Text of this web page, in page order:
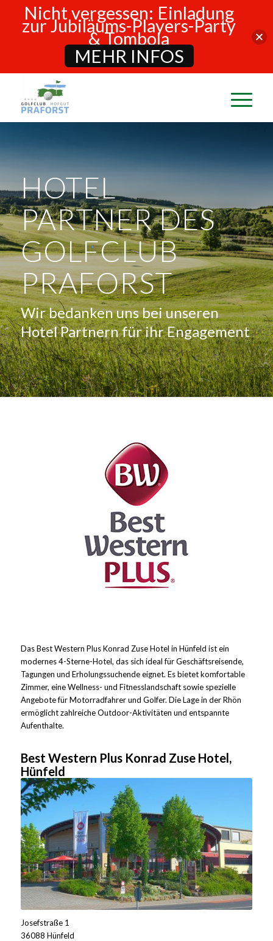
HOTEL
PARTNER DES
GOLFCLUB
PRAFORST
Wir bedanken uns bei unseren
Hotel Partnern für ihr Engagement
Das Best Western Plus Konrad Zuse Hotel in Hünfeld ist ein
modernes 4-Sterne-Hotel, das sich ideal für Geschäftsreisende,
Tagungen und Erholungssuchende eignet. Es bietet komfortable
Zimmer, eine Wellness- und Fitnesslandschaft sowie spezielle
Angebote für Motorradfahrer und Golfer. Die Lage in der Rhön
ermöglicht zahlreiche Outdoor-Aktivitäten und entspannte
Aufenthalte.
Best Western Plus Konrad Zuse Hotel,
Hünfeld
Josefstraße 1
36088 Hünfeld
Nicht vergessen: Einladung
zur Jubiläums-Players-Party
& Tombola
MEHR INFOS